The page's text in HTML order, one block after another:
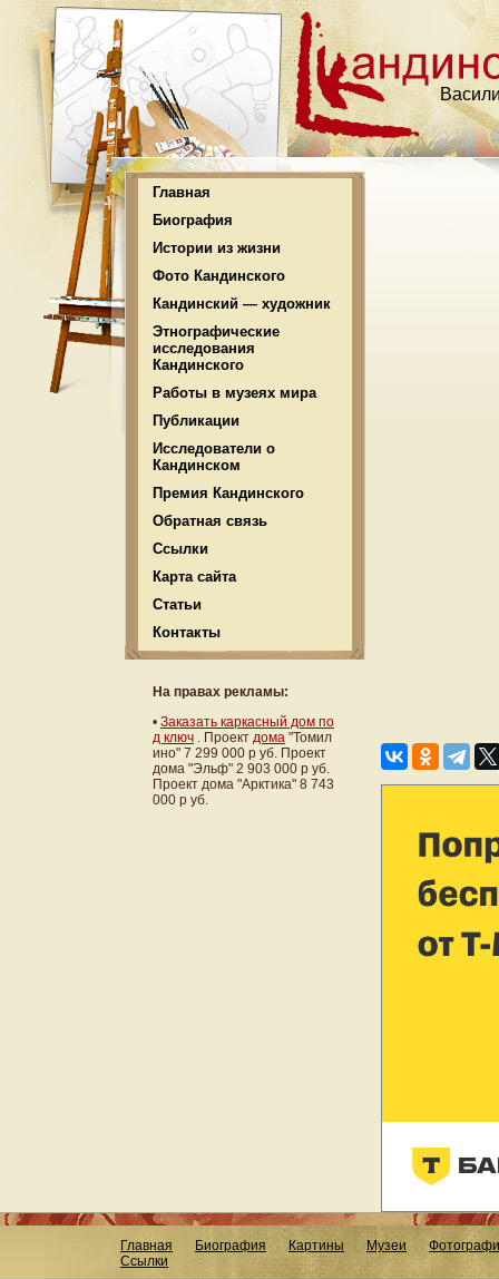
Главная
Биография
Истории из жизни
Фото Кандинского
Кандинский — художник
Этнографические
исследования
Кандинского
Работы в музеях мира
Публикации
Исследователи о
Кандинском
Премия Кандинского
Обратная связь
Ссылки
Карта сайта
Статьи
Контакты
На правах рекламы:
• Заказать каркасный дом по
д ключ . Проект дома "Томил
ино" 7 299 000 р уб. Проект
дома "Эльф" 2 903 000 р уб.
Проект дома "Арктика" 8 743
000 р уб.
Главная Биография Картины Музеи
Ссылки